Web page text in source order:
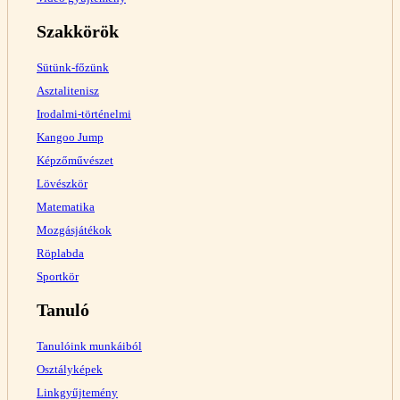
Szakkörök
Sütünk-főzünk
Asztalitenisz
Irodalmi-történelmi
Kangoo Jump
Képzőművészet
Lövészkör
Matematika
Mozgásjátékok
Röplabda
Sportkör
Tanuló
Tanulóink munkáiból
Osztályképek
Linkgyűjtemény